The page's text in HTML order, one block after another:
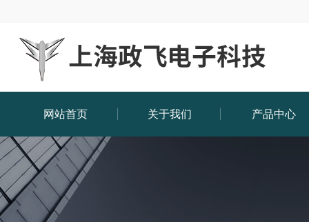
网站首页 关于我们 产品中心